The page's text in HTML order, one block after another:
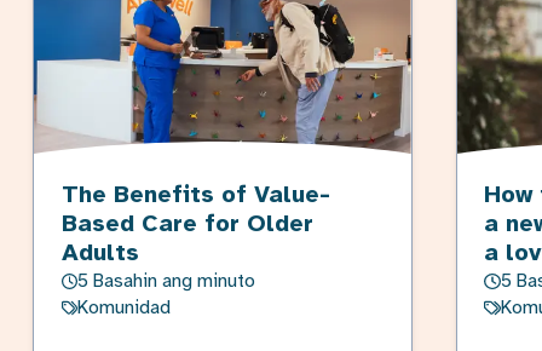
The Benefits of Value-
Based Care for Older
Adults
5 Basahin ang minuto
Komunidad
a
a
5